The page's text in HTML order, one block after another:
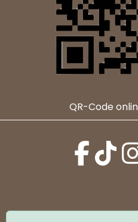
QR-Code